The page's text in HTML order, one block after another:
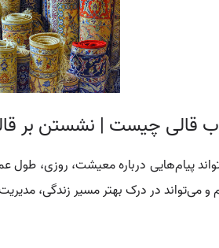
قالی چیست | نشستن بر
پیام‌هایی درباره معیشت، روزی، طول
در درک بهتر مسیر زندگی، مدیریت